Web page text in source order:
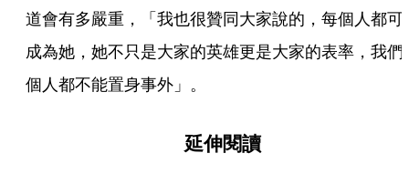
道會有多嚴重，「我也很贊同大家說的，每個人都可
成為她，她不只是大家的英雄更是大家的表率，我們
個人都不能置身事外」。
延伸閱讀